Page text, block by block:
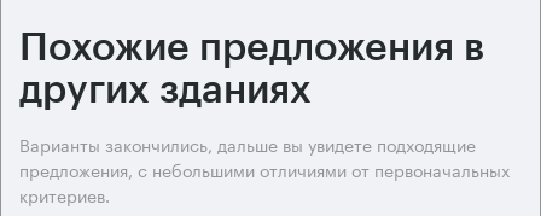
Похожие предложения в
других зданиях
Варианты закончились, дальше вы увидете подходящие
предложения, с небольшими отличиями от первоначальных
критериев.